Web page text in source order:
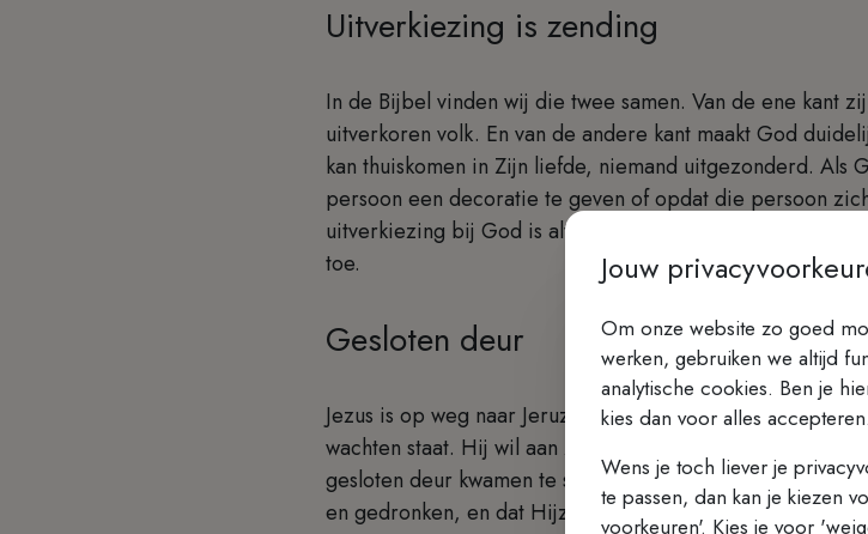
Uitverkiezing is zending
In de Bijbel vinden wij die twee samen. Van de ene kant
uitverkoren volk. En van de andere kant maakt God
kan thuiskomen in Zijn liefde, niemand uitgezonderd. Als
persoon een decoratie te geven of opdat die persoon
uitverkiezing bij God is altijd meteen ook een zending,
toe.
Gesloten deur
Jezus is op weg naar Jeruzalem om zijn zending ten
wachten staat. Hij wil aan zijn leerlingen duidelijk maken
gesloten deur kwamen te staan beriepen er zich op dat
en gedronken, en dat Hijzelf in hun straten onderricht
Jouw
Om onze website zo goed
werken, gebruiken we altijd
analytische cookies. Ben je
kies dan voor alles accepteren.
Wens je toch liever je
te passen, dan kan je kiezen
voorkeuren'. Kies je voor